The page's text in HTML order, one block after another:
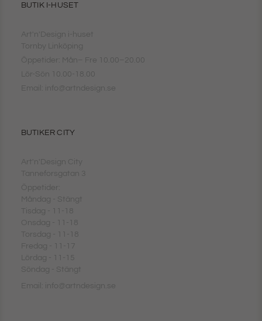
BUTIK I-HUSET
Art'n'Design i-huset
Tornby Linköping
Öppetider: Mån– Fre 10.00–20.00
Lör-Sön 10.00-18.00
Email: info@artndesign.se
BUTIKER CITY
Art'n'Design City
Tanneforsgatan 3
Öppetider:
Måndag - Stängt
Tisdag - 11-18
Onsdag - 11-18
Torsdag - 11-18
Fredag - 11-17
Lördag - 11-15
Söndag - Stängt
Email: info@artndesign.se